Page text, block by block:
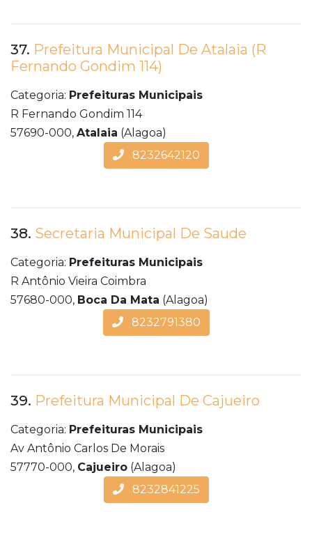
37. Prefeitura Municipal De Atalaia (R
Fernando Gondim 114)
Categoria: Prefeituras Municipais
R Fernando Gondim 114
57690-000, Atalaia (Alagoa)
8232642120
38. Secretaria Municipal De Saude
Categoria: Prefeituras Municipais
R Antônio Vieira Coimbra
57680-000, Boca Da Mata (Alagoa)
8232791380
39. Prefeitura Municipal De Cajueiro
Categoria: Prefeituras Municipais
Av Antônio Carlos De Morais
57770-000, Cajueiro (Alagoa)
8232841225